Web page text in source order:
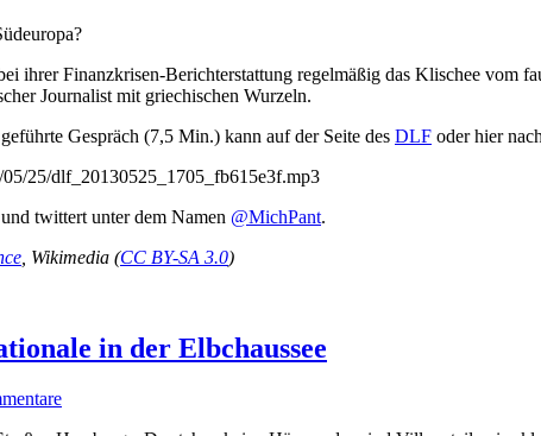
ihrer Finanzkrisen-Berichterstattung regelmäßig das Klischee vom
Journalist mit griechischen Wurzeln.
Gespräch (7,5 Min.) kann auf der Seite des DLF oder hier
25/dlf_20130525_1705_fb615e3f.mp3
und twittert unter dem Namen @MichPant.
, Wikimedia (CC BY-SA 3.0)
in der Elbchaussee